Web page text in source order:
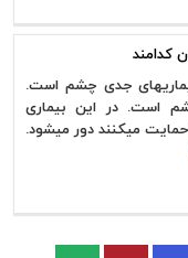
کدامند
جدی چشم است.
است. در این بیماری
میکنند دور میشود.